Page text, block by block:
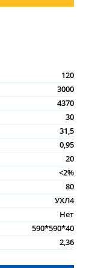
120
3000
4370
30
31,5
0,95
20
<2%
80
УХЛ4
Нет
590*590*40
2,36